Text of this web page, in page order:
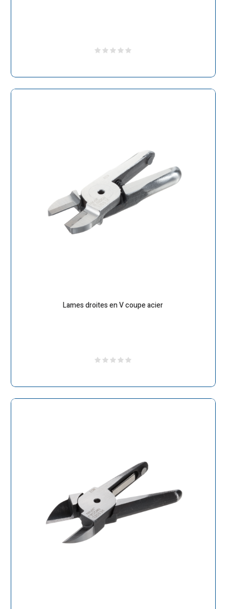
Lames droites en V coupe acier